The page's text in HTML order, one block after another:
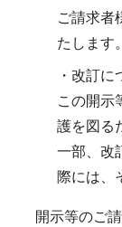
ご請求者
たします。
・改訂に
この開示
護を図る
一部、改
際には、
開示等のご